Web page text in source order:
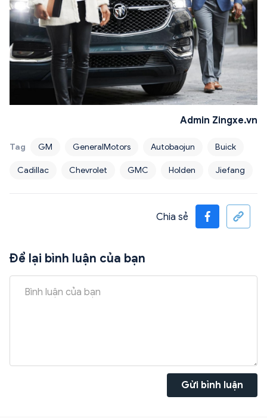
Admin Zingxe.vn
Tag GM GeneralMotors Autobaojun Buick
Cadillac Chevrolet GMC Holden Jiefang
Chia sẻ
Để lại bình luận của bạn
Gửi bình luận